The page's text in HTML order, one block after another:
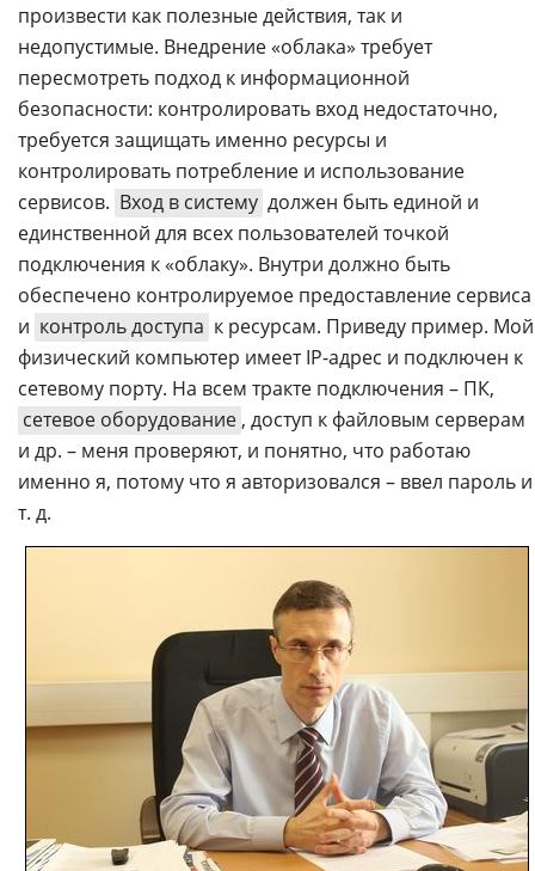
произвести как полезные действия, так и
недопустимые. Внедрение «облака» требует
пересмотреть подход к информационной
безопасности: контролировать вход недостаточно,
требуется защищать именно ресурсы и
контролировать потребление и использование
сервисов. Вход в систему должен быть единой и
единственной для всех пользователей точкой
подключения к «облаку». Внутри должно быть
обеспечено контролируемое предоставление сервиса
и контроль доступа к ресурсам. Приведу пример. Мой
физический компьютер имеет IP-адрес и подключен к
сетевому порту. На всем тракте подключения – ПК,
сетевое оборудование , доступ к файловым серверам
и др. – меня проверяют, и понятно, что работаю
именно я, потому что я авторизовался – ввел пароль и
т. д.